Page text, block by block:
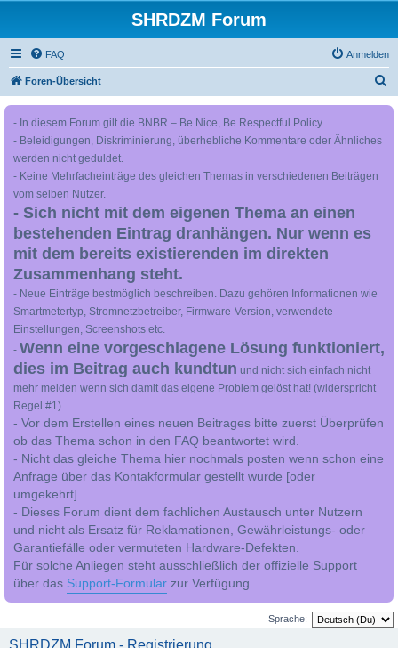
SHRDZM Forum
FAQ Anmelden
Foren-Übersicht
- In diesem Forum gilt die BNBR – Be Nice, Be Respectful Policy.
- Beleidigungen, Diskriminierung, überhebliche Kommentare oder Ähnliches
werden nicht geduldet.
- Keine Mehrfacheinträge des gleichen Themas in verschiedenen Beiträgen
vom selben Nutzer.
- Sich nicht mit dem eigenen Thema an einen
bestehenden Eintrag dranhängen. Nur wenn es
mit dem bereits existierenden im direkten
Zusammenhang steht.
- Neue Einträge bestmöglich beschreiben. Dazu gehören Informationen wie
Smartmetertyp, Stromnetzbetreiber, Firmware-Version, verwendete
Einstellungen, Screenshots etc.
- Wenn eine vorgeschlagene Lösung funktioniert,
dies im Beitrag auch kundtun und nicht sich einfach nicht
mehr melden wenn sich damit das eigene Problem gelöst hat! (widerspricht
Regel #1)
- Vor dem Erstellen eines neuen Beitrages bitte zuerst Überprüfen
ob das Thema schon in den FAQ beantwortet wird.
- Nicht das gleiche Thema hier nochmals posten wenn schon eine
Anfrage über das Kontakformular gestellt wurde [oder
umgekehrt].
- Dieses Forum dient dem fachlichen Austausch unter Nutzern
und nicht als Ersatz für Reklamationen, Gewährleistungs- oder
Garantiefälle oder vermuteten Hardware-Defekten.
Für solche Anliegen steht ausschließlich der offizielle Support
über das Support-Formular zur Verfügung.
Sprache:
SHRDZM Forum - Registrierung